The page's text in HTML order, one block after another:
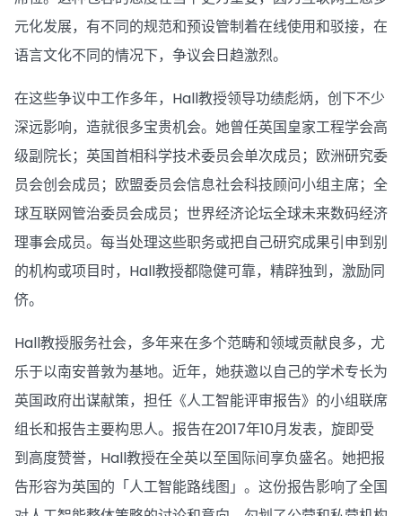
元化发展，有不同的规范和预设管制着在线使用和驳接，在
语言文化不同的情况下，争议会日趋激烈。
在这些争议中工作多年，Hall教授领导功绩彪炳，创下不少
深远影响，造就很多宝贵机会。她曾任英国皇家工程学会高
级副院长；英国首相科学技术委员会单次成员；欧洲研究委
员会创会成员；欧盟委员会信息社会科技顾问小组主席；全
球互联网管治委员会成员；世界经济论坛全球未来数码经济
理事会成员。每当处理这些职务或把自己研究成果引申到别
的机构或项目时，Hall教授都隐健可靠，精辟独到，激励同
侪。
Hall教授服务社会，多年来在多个范畴和领域贡献良多，尤
乐于以南安普敦为基地。近年，她获邀以自己的学术专长为
英国政府出谋献策，担任《人工智能评审报告》的小组联席
组长和报告主要构思人。报告在2017年10月发表，旋即受
到高度赞誉，Hall教授在全英以至国际间享负盛名。她把报
告形容为英国的「人工智能路线图」。这份报告影响了全国